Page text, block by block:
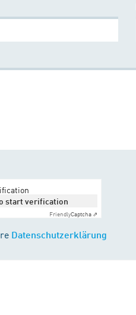
start verification
FriendlyCaptcha ⇗
Datenschutzerklärung